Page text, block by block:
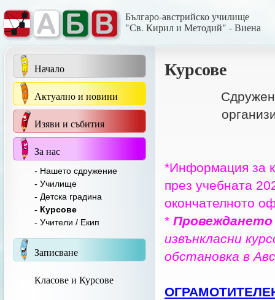
Българо-австрийско училище
"Св. Кирил и Методий" - Виена
Начало
Актуално и новини
Изяви и събития
За нас
- Нашето сдружение
- Училище
- Детска градина
- Курсове
- Учители / Екип
Записване
Класове и Курсове
Курсове
*Информация за
през учебната
окончателното
* Провеждането
извънкласни
обстановка в
ОГРАМОТИТЕЛЕН